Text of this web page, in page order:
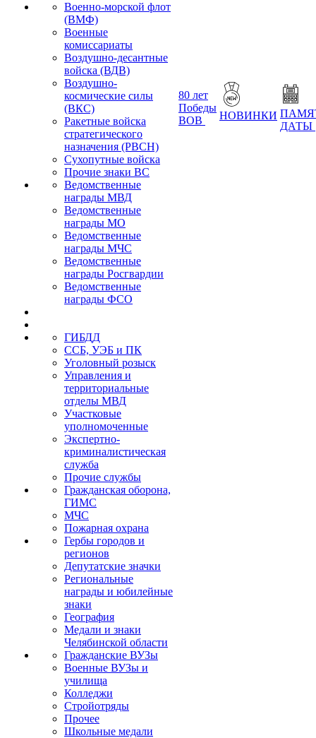
Военно-морской флот
(ВМФ)
Военные
комиссариаты
Воздушно-десантные
войска (ВДВ)
Воздушно-
космические силы
(ВКС)
Ракетные войска
стратегического
назначения (РВСН)
Сухопутные войска
Прочие знаки ВС
Ведомственные
награды МВД
Ведомственные
награды МО
Ведомственные
награды МЧС
Ведомственные
награды Росгвардии
Ведомственные
награды ФСО
ГИБДД
ССБ, УЭБ и ПК
Уголовный розыск
Управления и
территориальные
отделы МВД
Участковые
уполномоченные
Экспертно-
криминалистическая
служба
Прочие службы
Гражданская оборона,
ГИМС
МЧС
Пожарная охрана
Гербы городов и
регионов
Депутатские значки
Региональные
награды и юбилейные
знаки
География
Медали и знаки
Челябинской области
Гражданские ВУЗы
Военные ВУЗы и
училища
Колледжи
Стройотряды
Прочее
Школьные медали
80 лет
Победы
ВОВ
НОВИНКИ
ДАТЫ